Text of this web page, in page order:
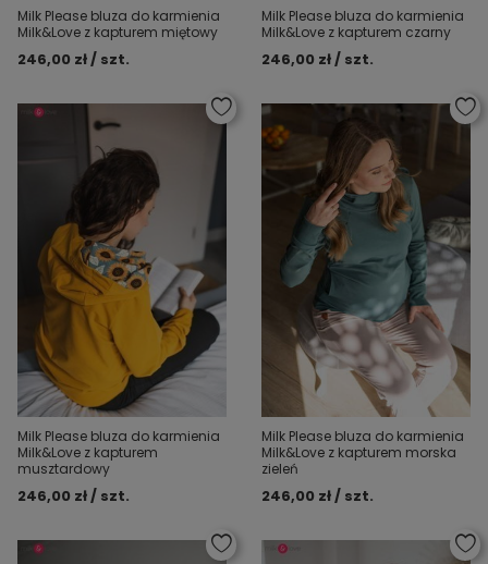
Milk Please bluza do karmienia
Milk&Love z kapturem miętowy
246,00 zł / szt.
Milk Please bluza do karmienia
Milk&Love z kapturem czarny
246,00 zł / szt.
Milk Please bluza do karmienia
Milk&Love z kapturem
musztardowy
246,00 zł / szt.
Milk Please bluza do karmienia
Milk&Love z kapturem morska
zieleń
246,00 zł / szt.